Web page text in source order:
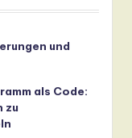
und
als Code:
zu